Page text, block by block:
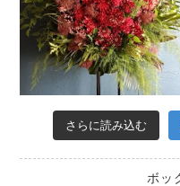
さらに読み込む
ボッ